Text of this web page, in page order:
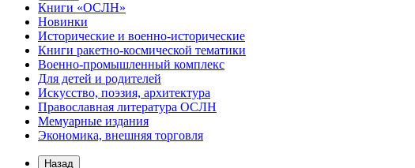
Книги «ОСЛН»
Новинки
Исторические и военно-исторические
Книги ракетно-космической тематики
Военно-промышленный комплекс
Для детей и родителей
Искусство, поэзия, архитектура
Православная литература ОСЛН
Мемуарные издания
Экономика, внешняя торговля
Назад